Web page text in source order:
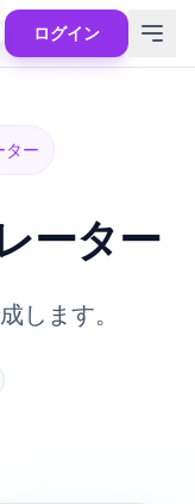
ログイン
ター
ーター
します。